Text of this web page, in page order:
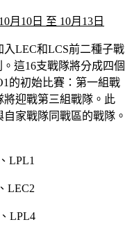
月10日 至 10月13日
LEC和LCS前二種子戰
這16支戰隊將分成四個
的初始比賽：第一組戰
將迎戰第三組戰隊。此
家戰隊同戰區的戰隊。
LPL1
LEC2
LPL4